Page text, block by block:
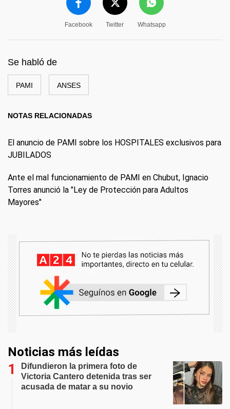
Facebook Twitter Whatsapp
Se habló de
PAMI ANSES
NOTAS RELACIONADAS
El anuncio de PAMI sobre los HOSPITALES exclusivos para
JUBILADOS
Ante el mal funcionamiento de PAMI en Chubut, Ignacio
Torres anunció la "Ley de Protección para Adultos
Mayores"
Noticias más leídas
Difundieron la primera foto de
Victoria Cantero detenida tras ser
acusada de matar a su novio